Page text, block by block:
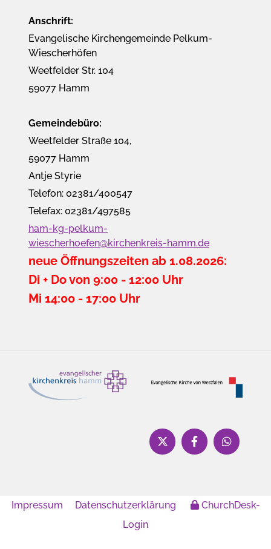
Anschrift:
Evangelische Kirchengemeinde Pelkum-
Wiescherhöfen
Weetfelder Str. 104
59077 Hamm
Gemeindebüro:
Weetfelder Straße 104,
59077 Hamm
Antje Styrie
Telefon: 02381/400547
Telefax: 02381/497585
ham-kg-pelkum-
wiescherhoefen@kirchenkreis-hamm.de
neue Öffnungszeiten ab 1.08.2026:
Di + Do von 9:00 - 12:00 Uhr
Mi 14:00 - 17:00 Uhr
Impressum Datenschutzerklärung
ChurchDesk-
Login